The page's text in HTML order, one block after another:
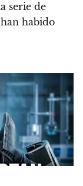
serie de
habido